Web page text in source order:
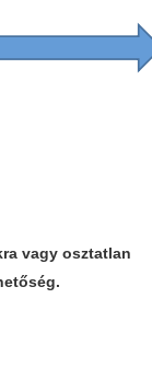
vagy osztatlan